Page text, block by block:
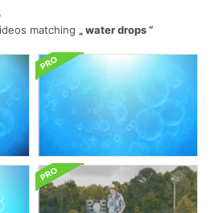
matching
water drops